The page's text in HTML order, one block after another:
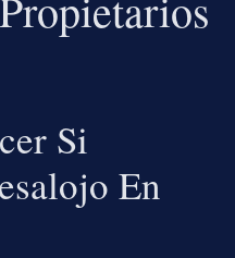
Si
En